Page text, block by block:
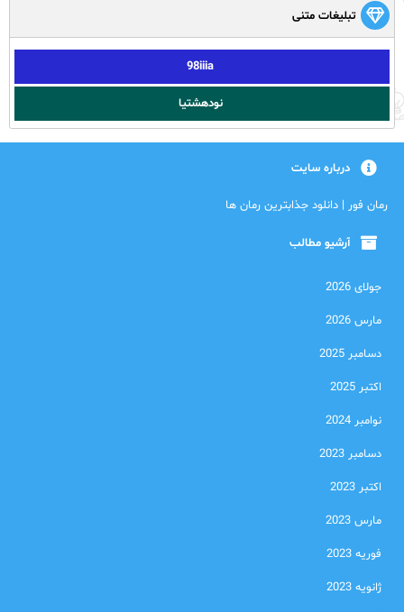
تبلیغات متنی
98iiia
نودهشتیا
درباره سایت
رمان فور | دانلود جذابترین رمان ها
آرشیو مطالب
جولای 2026
مارس 2026
دسامبر 2025
اکتبر 2025
نوامبر 2024
دسامبر 2023
اکتبر 2023
مارس 2023
فوریه 2023
ژانویه 2023